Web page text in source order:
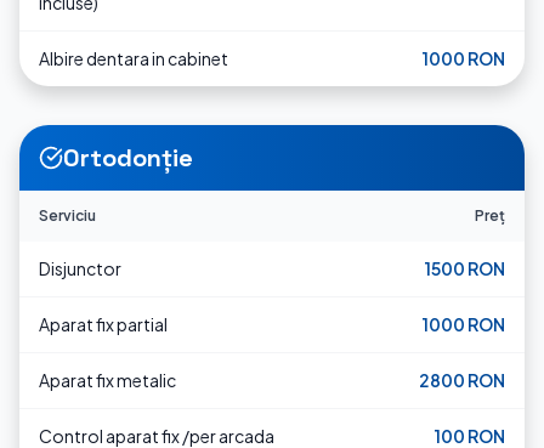
Albire dentara in cabinet 1000 RON
Ortodonție
Serviciu Preț
Disjunctor 1500 RON
Aparat fix partial 1000 RON
Aparat fix metalic 2800 RON
Control aparat fix /per arcada 100 RON